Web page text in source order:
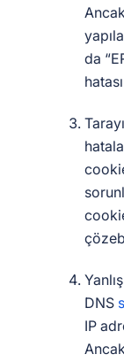
da
DNS
IP